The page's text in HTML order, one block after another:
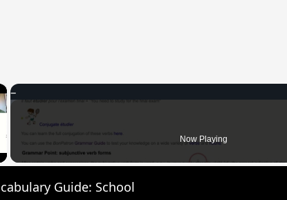
×
Now Playing
Guide: School